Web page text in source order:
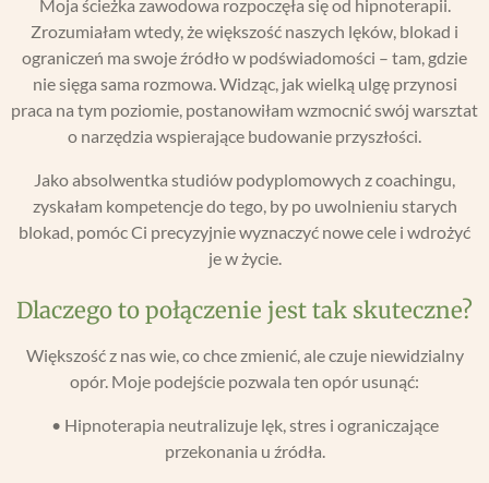
Moja ścieżka zawodowa rozpoczęła się od hipnoterapii.
Zrozumiałam wtedy, że większość naszych lęków, blokad i
ograniczeń ma swoje źródło w podświadomości – tam, gdzie
nie sięga sama rozmowa. Widząc, jak wielką ulgę przynosi
praca na tym poziomie, postanowiłam wzmocnić swój warsztat
o narzędzia wspierające budowanie przyszłości.
Jako absolwentka studiów podyplomowych z coachingu,
zyskałam kompetencje do tego, by po uwolnieniu starych
blokad, pomóc Ci precyzyjnie wyznaczyć nowe cele i wdrożyć
je w życie.
Dlaczego to połączenie jest tak skuteczne?
Większość z nas wie, co chce zmienić, ale czuje niewidzialny
opór. Moje podejście pozwala ten opór usunąć:
• Hipnoterapia neutralizuje lęk, stres i ograniczające
przekonania u źródła.